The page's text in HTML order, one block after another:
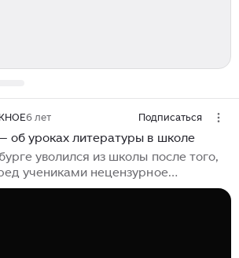
6 лет Подписаться
об уроках литературы в школе
уволился из школы после того,
учениками нецензурное
Есенина. Восьмиклассники